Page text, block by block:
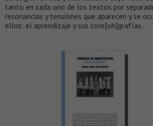
tanto en cada uno de los textos por
resonancias y tensiones que aparecen y se
ellos: el aprendizaje y sus core[oh]grafías.